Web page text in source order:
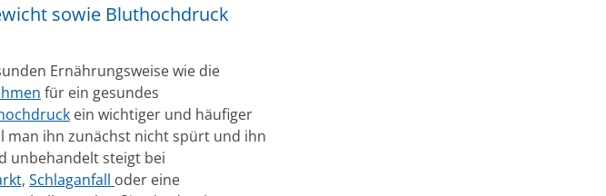
sowie Bluthochdruck
Ernährungsweise wie die
für ein gesundes
ein wichtiger und häufiger
man ihn zunächst nicht spürt und ihn
unbehandelt steigt bei
Schlaganfall oder eine